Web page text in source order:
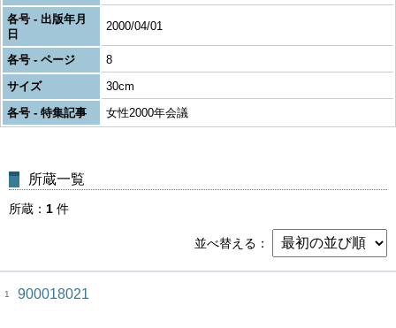
各号 - 出版年月
日
2000/04/01
各号 - ページ
8
サイズ
30cm
各号 - 特集記事
女性2000年会議
所蔵一覧
所蔵 1 件
並べ替える
1 900018021